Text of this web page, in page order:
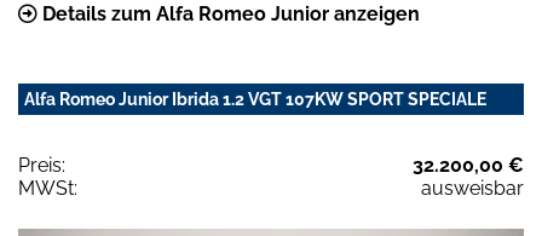
Details zum Alfa Romeo Junior anzeigen
Alfa Romeo Junior Ibrida 1.2 VGT 107KW SPORT SPECIALE
Preis:
32.200,00 €
MWSt:
ausweisbar